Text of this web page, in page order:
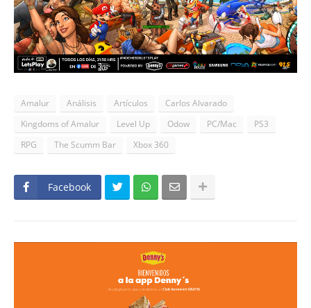
Amalur Análisis Artículos
Carlos Alvarado
Kingdoms of Amalur
Level Up Odow PC/Mac
PS3
RPG
The Scumm Bar Xbox 360
Facebook